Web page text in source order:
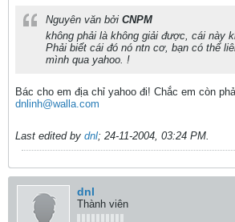
Nguyên văn bởi CNPM
không phải là không giải được, cái này
Phải biết cái đó nó ntn cơ, bạn có thể
mình qua yahoo. !
Bác cho em địa chỉ yahoo đi! Chắc em còn
dnlinh@walla.com
Last edited by dnl; 24-11-2004, 03:24 PM.
dnl
Thành viên